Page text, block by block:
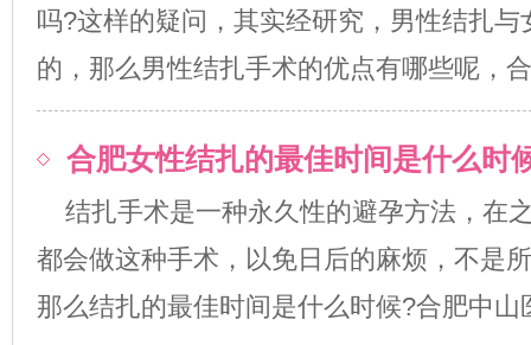
吗?这样的疑问，其实经研究，男性结扎
的，那么男性结扎手术的优点有哪些呢，
合肥女性结扎的最佳时间是什么时
结扎手术是一种永久性的避孕方法，在
都会做这种手术，以免日后的麻烦，不是
那么结扎的最佳时间是什么时候?合肥中山